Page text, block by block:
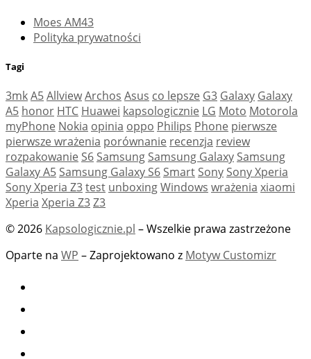
Moes AM43
Polityka prywatności
Tagi
3mkA5AllviewArchos Asus co lepsze G3 Galaxy Galaxy
A5 honor HTC Huawei kapsologicznie LG Moto Motorola
myPhone Nokia opinia oppo Philips Phone pierwsze
pierwsze wrażenia porównanie recenzja review
rozpakowanie S6 Samsung Samsung Galaxy Samsung
Galaxy A5 Samsung Galaxy S6 Smart Sony Sony Xperia
Sony Xperia Z3test unboxingWindows wrażenia xiaomi
Xperia Xperia Z3Z3
© 2026 Kapsologicznie.pl – Wszelkie prawa zastrzeżone
Oparte na WP – Zaprojektowano z Motyw Customizr